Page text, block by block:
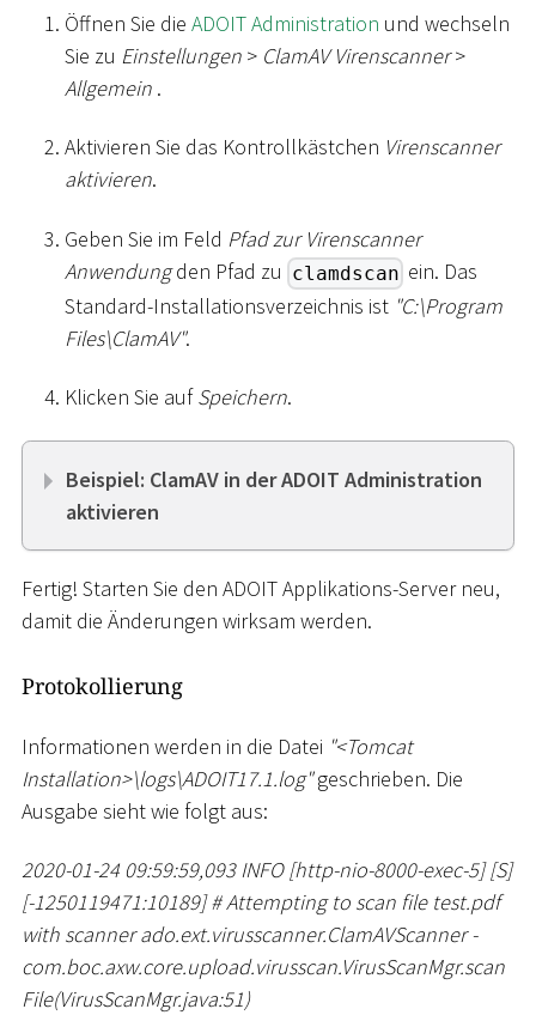
Öffnen Sie die ADOIT Administration und wechseln
Sie zu Einstellungen > ClamAV Virenscanner >
Allgemein .
Aktivieren Sie das Kontrollkästchen Virenscanner
aktivieren.
Geben Sie im Feld Pfad zur Virenscanner
Anwendungden Pfad zu clamdscan ein. Das
Standard-Installationsverzeichnis ist "C:\Program
Files\ClamAV".
Klicken Sie aufSpeichern.
Beispiel: ClamAV in der ADOIT Administration
aktivieren
Fertig! Starten Sie den ADOIT Applikations-Server neu,
damit die Änderungen wirksam werden.
Protokollierung
Informationen werden in die Datei "<Tomcat
Installation>\logs\ADOIT17.1.log"geschrieben. Die
Ausgabe sieht wie folgt aus:
2020-01-24 09:59:59,093 INFO[http-nio-8000-exec-5] [S]
[-1250119471:10189] #Attempting to scan file test.pdf
with scanner ado.ext.virusscanner.ClamAVScanner -
com.boc.axw.core.upload.virusscan.VirusScanMgr.scan
File(VirusScanMgr.java:51)